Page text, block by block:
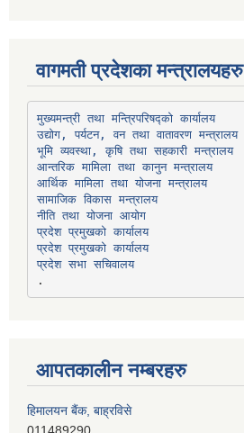
वागमती प्रदेशका मन्त्रालयहरु
मुख्यमन्त्री तथा मन्त्रिपरिषद्को कार्यालय
उद्योग, पर्यटन, वन तथा वातावरण मन्त्रालय
भूमि व्यवस्था, कृषि तथा सहकारी मन्त्रालय
आन्तरिक मामिला तथा कानुन मन्त्रालय
आर्थिक मामिला तथा योजना मन्त्रालय
सामाजिक विकास मन्त्रालय
नीति तथा योजना आयोग
प्रदेश प्रमुखको कार्यालय
प्रदेश प्रमुखको कार्यालय
प्रदेश सभा सचिवालय
आपतकालीन नम्बरहरु
हिमालयन बैंक, बाह्रविसे